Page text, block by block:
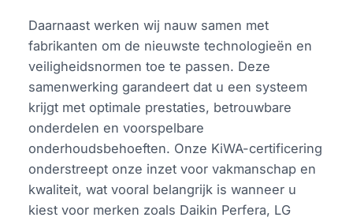
Daarnaast werken wij nauw samen met
fabrikanten om de nieuwste technologieën en
veiligheidsnormen toe te passen. Deze
samenwerking garandeert dat u een systeem
krijgt met optimale prestaties, betrouwbare
onderdelen en voorspelbare
onderhoudsbehoeften. Onze KiWA-certificering
onderstreept onze inzet voor vakmanschap en
kwaliteit, wat vooral belangrijk is wanneer u
kiest voor merken zoals Daikin Perfera, LG